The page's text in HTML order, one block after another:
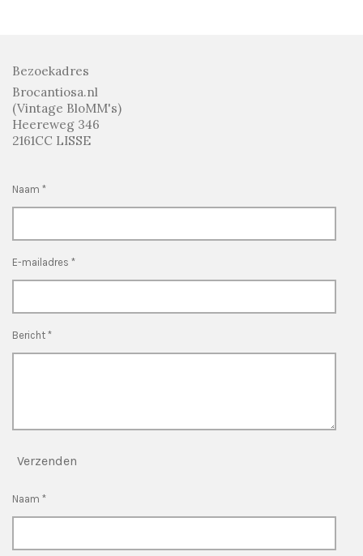
Bezoekadres
Brocantiosa.nl
(Vintage BloMM's)
Heereweg 346
2161CC LISSE
Naam *
E-mailadres *
Bericht *
Verzenden
Naam *